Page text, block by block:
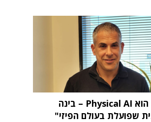
"העתיד הוא Physical AI – בינה
שפועלת בעולם הפיזי"